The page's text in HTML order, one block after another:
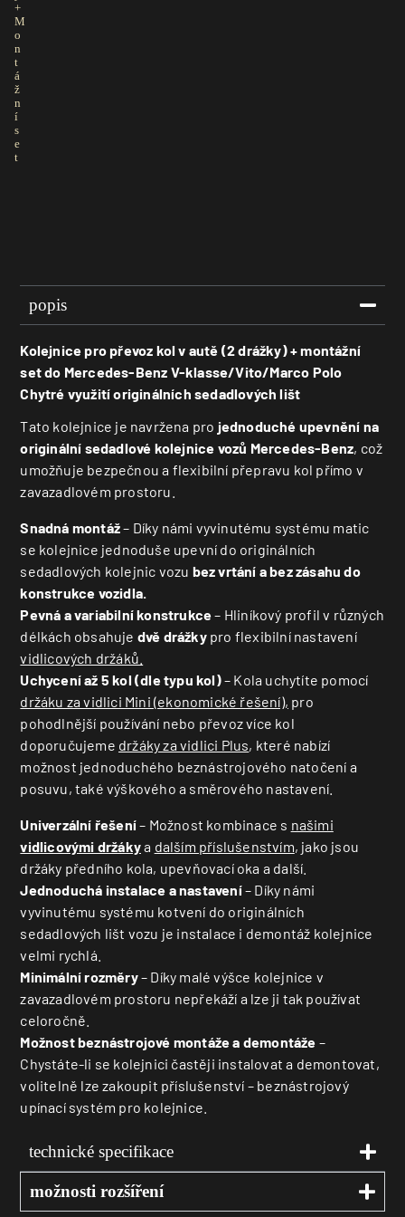
+
M
o
n
t
á
ž
n
í
s
e
t
popis
Kolejnice pro převoz kol v autě (2 drážky) + montážní
set do Mercedes-Benz V-klasse/Vito/Marco Polo
Chytré využití originálních sedadlových lišt
Tato kolejnice je navržena pro jednoduché upevnění na
originální sedadlové kolejnice vozů Mercedes-Benz, což
umožňuje bezpečnou a flexibilní přepravu kol přímo v
zavazadlovém prostoru.
Snadná montáž– Díky námi vyvinutému systému matic
se kolejnice jednoduše upevní do originálních
sedadlových kolejnic vozu bez vrtání a bez zásahu do
konstrukce vozidla.
Pevná a variabilní konstrukce– Hliníkový profil v různých
délkách obsahuje dvě drážkypro flexibilní nastavení
vidlicových držáků.
Uchycení až 5 kol (dle typu kol)– Kola uchytíte pomocí
držáku za vidlici Mini (ekonomické řešení), pro
pohodlnější používání nebo převoz více kol
doporučujeme držáky za vidlici Plus, které nabízí
možnost jednoduchého beznástrojového natočení a
posuvu, také výškového a směrového nastavení.
Univerzální řešení– Možnost kombinace s našimi
vidlicovými držákya dalším příslušenstvím, jako jsou
držáky předního kola, upevňovací oka a další.
Jednoduchá instalace a nastavení– Díky námi
vyvinutému systému kotvení do originálních
sedadlových lišt vozu je instalace i demontáž kolejnice
velmi rychlá.
Minimální rozměry– Díky malé výšce kolejnice v
zavazadlovém prostoru nepřekáží a lze ji tak používat
celoročně.
Možnost beznástrojové montáže a demontáže –
Chystáte-li se kolejnici častěji instalovat a demontovat,
volitelně lze zakoupit příslušenství – beznástrojový
upínací systém pro kolejnice.
technické specifikace
možnosti rozšíření